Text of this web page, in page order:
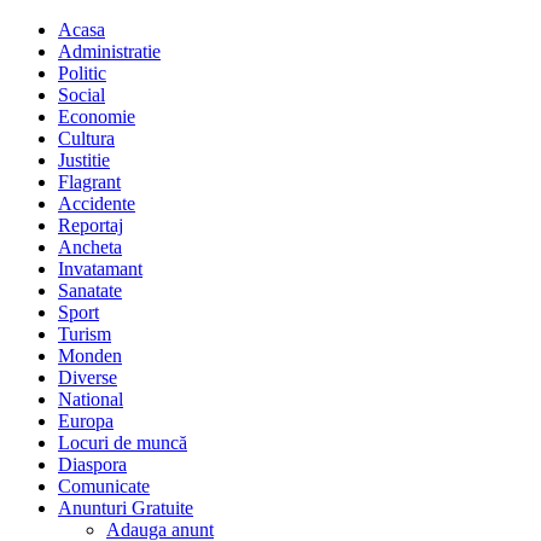
Acasa
Administratie
Politic
Social
Economie
Cultura
Justitie
Flagrant
Accidente
Reportaj
Ancheta
Invatamant
Sanatate
Sport
Turism
Monden
Diverse
National
Europa
Locuri de muncă
Diaspora
Comunicate
Anunturi Gratuite
Adauga anunt